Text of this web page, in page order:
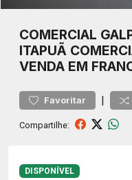
COMERCIAL
ITAPUÃ
VENDA EM
Favoritar |
Compartilhe:
DISPONÍVEL